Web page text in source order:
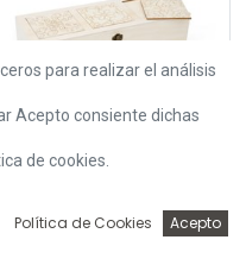
CON MANDALAS
€
para realizar el análisis
Acepto consiente dichas
de cookies.
Política de Cookies Acepto